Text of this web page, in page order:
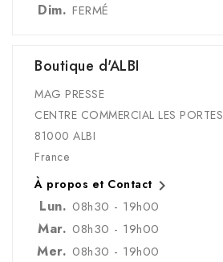
Dim. FERMÉ
Boutique d'ALBI
MAG PRESSE
CENTRE COMMERCIAL LES
81000 ALBI
France
À propos et Contact 
Lun. 08h30 - 19h00
Mar. 08h30 - 19h00
Mer. 08h30 - 19h00